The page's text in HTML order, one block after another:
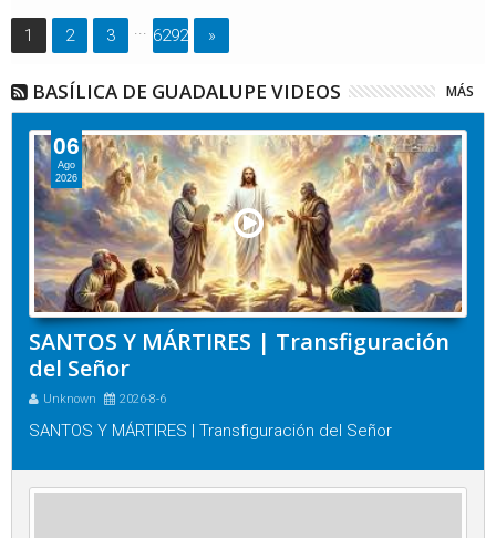
1 2 3 ... 6292 »
BASÍLICA DE GUADALUPE VIDEOS MÁS
06
Ago
2026
SANTOS Y MÁRTIRES | Transfiguración
del Señor
Unknown 2026-8-6
SANTOS Y MÁRTIRES | Transfiguración del Señor